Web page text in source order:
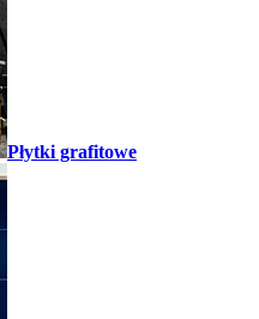
Płytki grafitowe